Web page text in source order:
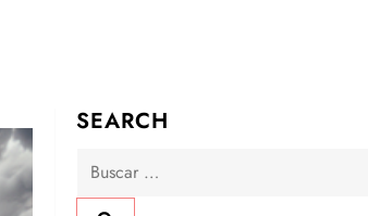
SEARCH
Buscar: